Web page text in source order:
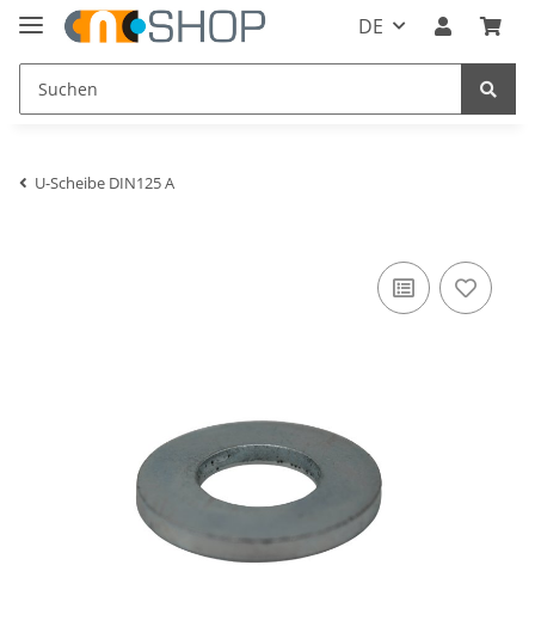
DE
U-Scheibe DIN125 A